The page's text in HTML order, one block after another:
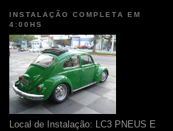
INSTALAÇÃO COMPLETA EM
4:00HS
Local de Instalação: LC3 PNEUS E